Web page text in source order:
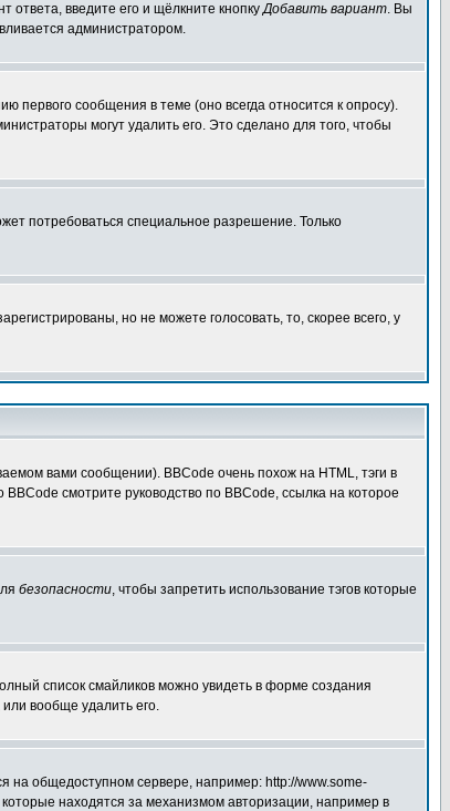
ответа, введите его и щёлкните кнопкуДобавить вариант. Вы
администратором.
первого сообщения в теме (оно всегда относится к опросу).
могут удалить его. Это сделано для того, чтобы
потребоваться специальное разрешение. Только
но не можете голосовать, то, скорее всего, у
вами сообщении). BBCode очень похож на HTML, тэги в
смотрите руководство по BBCode, ссылка на которое
безопасности, чтобы запретить использование тэгов которые
список смайликов можно увидеть в форме создания
вообще удалить его.
на общедоступном сервере, например: http://www.some-
находятся за механизмом авторизации, например в